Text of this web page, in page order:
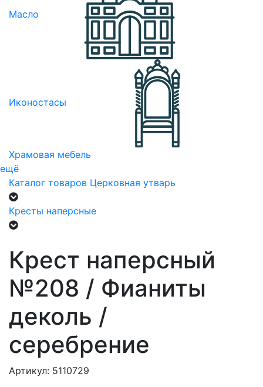
Масло
Иконостасы
Храмовая мебель
ещё
Каталог товаров Церковная утварь
Кресты наперсные
Крест наперсный
№208 / Фианиты
деколь /
серебрение
Артикул: 5110729